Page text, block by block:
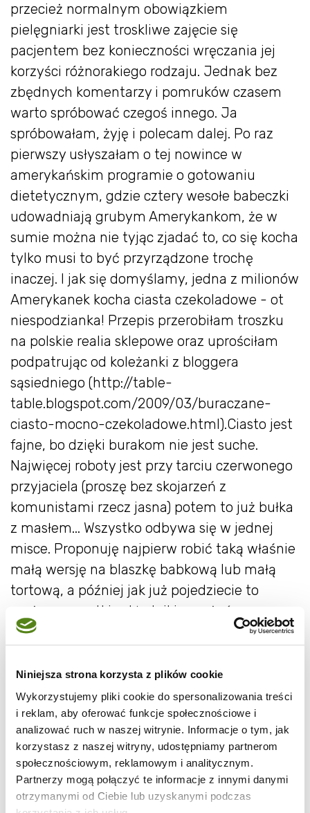
Niniejsza strona korzysta z plików cookie
Wykorzystujemy pliki cookie do spersonalizowania treści
i reklam, aby oferować funkcje społecznościowe i
analizować ruch w naszej witrynie. Informacje o tym, jak
korzystasz z naszej witryny, udostępniamy partnerom
społecznościowym, reklamowym i analitycznym.
Partnerzy mogą połączyć te informacje z innymi danymi
otrzymanymi od Ciebie lub uzyskanymi podczas
przecież normalnym obowiązkiem
pielęgniarki jest troskliwe zajęcie się
pacjentem bez konieczności wręczania jej
korzyści różnorakiego rodzaju. Jednak bez
zbędnych komentarzy i pomruków czasem
warto spróbować czegoś innego. Ja
spróbowałam, żyję i polecam dalej. Po raz
pierwszy usłyszałam o tej nowince w
amerykańskim programie o gotowaniu
dietetycznym, gdzie cztery wesołe babeczki
udowadniają grubym Amerykankom, że w
sumie można nie tyjąc zjadać to, co się kocha
tylko musi to być przyrządzone trochę
inaczej. I jak się domyślamy, jedna z milionów
Amerykanek kocha ciasta czekoladowe - ot
niespodzianka! Przepis przerobiłam troszku
na polskie realia sklepowe oraz uprościłam
podpatrując od koleżanki z bloggera
sąsiedniego (http://table-
table.blogspot.com/2009/03/buraczane-
ciasto-mocno-czekoladowe.html).Ciasto jest
fajne, bo dzięki burakom nie jest suche.
Najwięcej roboty jest przy tarciu czerwonego
przyjaciela (proszę bez skojarzeń z
komunistami rzecz jasna) potem to już bułka
z masłem... Wszystko odbywa się w jednej
misce. Proponuję najpierw robić taką właśnie
małą wersję na blaszkę babkową lub małą
tortową, a później jak już pojedziecie to
można wszystkie składniki mnożyć przez
dowolną ich wielokrotność i jechać na wielkie
Składn